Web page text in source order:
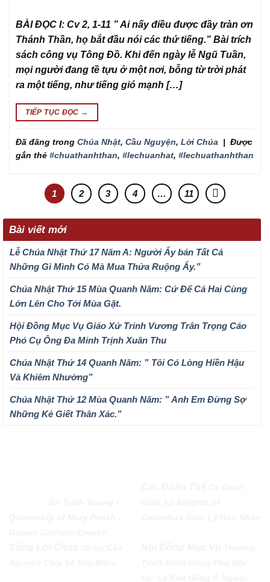
BÀI ĐỌC I: Cv 2, 1-11 ” Ai nấy điều được đầy tràn ơn
Thánh Thần, họ bắt đầu nói các thứ tiếng.” Bài trích
sách công vụ Tông Đồ. Khi đến ngày lễ Ngũ Tuần,
mọi người đang tề tựu ở một nơi, bỗng từ trời phát
ra một tiếng, như tiếng gió mạnh […]
TIẾP TỤC ĐỌC →
Đã đăng trong Chúa Nhật, Cầu Nguyện, Lời Chúa | Được
gắn thẻ #chuathanhthan, #lechuanhat, #lechuathanhthan
1 2 3 4 … 11
Bài viết mới
Lễ Chúa Nhật Thứ 17 Năm A: Người Ấy bán Tất Cả
Những Gì Mình Có Mà Mua Thửa Ruộng Ấy.”
Chúa Nhật Thứ 15 Mùa Quanh Năm: Cứ Để Cả Hai Cùng
Lớn Lên Cho Tới Mùa Gặt.
Hội Đồng Mục Vụ Giáo Xứ Trinh Vương Trân Trọng Cáo
Phó Cụ Ông Đa Minh Trịnh Xuân Thu
Chúa Nhật Thứ 14 Quanh Năm: ” Tôi Có Lòng Hiền Hậu
Và Khiêm Nhường”
Chúa Nhật Thứ 12 Mùa Quanh Năm: ” Anh Em Đừng Sợ
Những Kẻ Giết Thân Xác.”